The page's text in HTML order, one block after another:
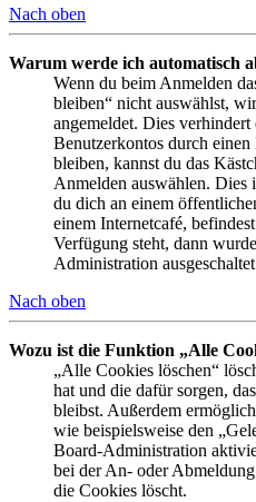
Nach oben
Warum werde ich automatisch
Wenn du beim Anmelden
bleiben“ nicht auswählst,
angemeldet. Dies
Benutzerkontos durch
bleiben, kannst du das
Anmelden auswählen. Dies
du dich an einem
einem Internetcafé,
Verfügung steht, dann
Administration
Nach oben
Wozu ist die Funktion „Alle
„Alle Cookies löschen“
hat und die dafür sorgen,
bleibst. Außerdem
wie beispielsweise den
Board-Administration
bei der An- oder
die Cookies löscht.